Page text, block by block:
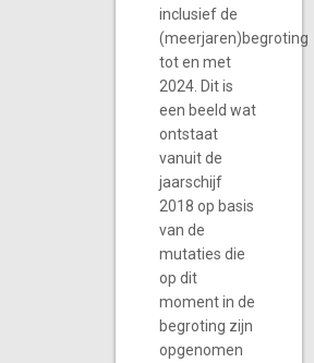
inclusief de
(meerjaren)begroting
tot en met
2024. Dit is
een beeld wat
ontstaat
vanuit de
jaarschijf
2018 op basis
van de
mutaties die
op dit
moment in de
begroting zijn
opgenomen